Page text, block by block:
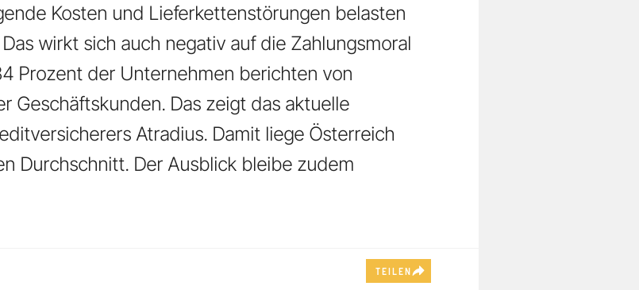
Kosten und Lieferkettenstörungen belasten
wirkt sich auch negativ auf die Zahlungsmoral
Prozent der Unternehmen berichten von
Geschäftskunden. Das zeigt das aktuelle
Atradius. Damit liege Österreich
Durchschnitt. Der Ausblick bleibe zudem
TEILEN